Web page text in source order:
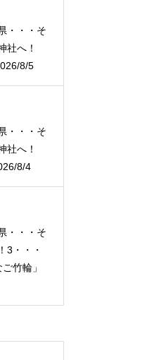
・・・そ
社へ！
8/5
・・・そ
社へ！
8/4
・・・そ
3・・・
竹輪」